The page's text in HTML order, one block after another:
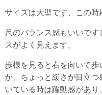
サイズは大型です、この時
尺のバランス感もいいで
スがよく見えます。
歩様を見ると右を向いて
か、ちょっと緩さが目立
いている時は躍動感があ